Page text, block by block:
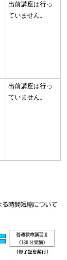
出前講座は行っ
ていません。
出前講座は行っ
ていません。